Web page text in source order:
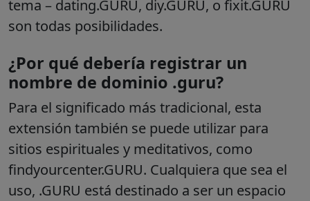
tema – dating.GURU, diy.GURU, o fixit.GURU
son todas posibilidades.
¿Por qué debería registrar un
nombre de dominio .guru?
Para el significado más tradicional, esta
extensión también se puede utilizar para
sitios espirituales y meditativos, como
findyourcenter.GURU. Cualquiera que sea el
uso, .GURU está destinado a ser un espacio